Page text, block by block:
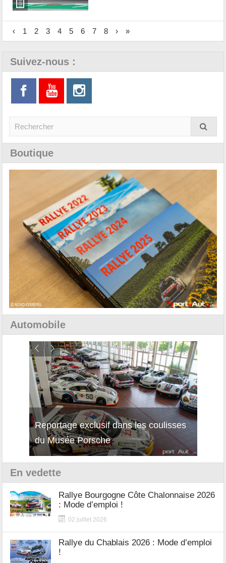
‹ 1 2 3 4 5 6 7 8 › »
Suivez-nous :
Boutique
Automobile
Reportage exclusif dans les coulisses
du Musée Porsche
En vedette
Rallye Bourgogne Côte Chalonnaise 2026
: Mode d’emploi !
02 juillet 2026
Rallye du Chablais 2026 : Mode d’emploi
!